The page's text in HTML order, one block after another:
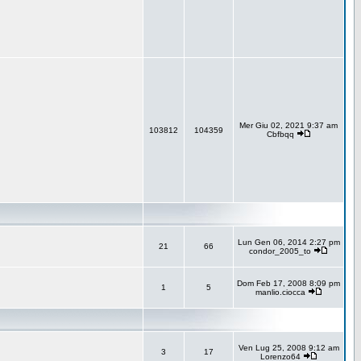
103812 104359
Mer Giu 02, 2021 9:37 am
Cbfbqq
21 66
Lun Gen 06, 2014 2:27 pm
condor_2005_to
1 5
Dom Feb 17, 2008 8:09 pm
manlio.ciocca
3 17
Ven Lug 25, 2008 9:12 am
Lorenzo64